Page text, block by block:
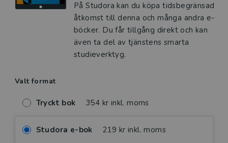
På Studora kan du köpa tidsbegränsad
åtkomst till denna och många andra e-
böcker. Du får tillgång direkt och kan
även ta del av tjänstens smarta
studieverktyg.
Valt format
Tryckt bok 354 kr inkl. moms
Studora e-bok 219 kr inkl. moms